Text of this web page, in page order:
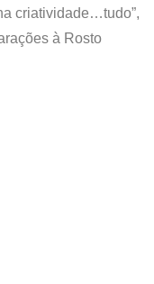
criatividade…tudo”,
à Rosto